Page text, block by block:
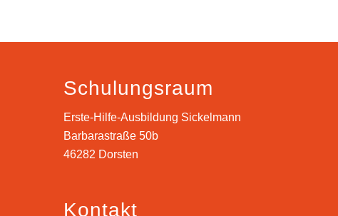
Schulungsraum
Erste-Hilfe-Ausbildung Sickelmann
Barbarastraße 50b
46282 Dorsten
Kontakt